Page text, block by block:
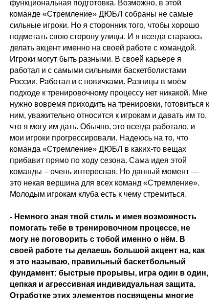
функциональная подготовка. Возможно, в этой
команде «Стремление» ДЮБЛ собраны не самые
сильные игроки. Но я сторонник того, чтобы хорошо
подметать свою сторону улицы. И я всегда стараюсь
делать акцент именно на своей работе с командой.
Игроки могут быть разными. В своей карьере я
работал и с самыми сильными баскетболистами
России. Работал и с новичками. Разницы в моём
подходе к тренировочному процессу нет никакой. Мне
нужно вовремя приходить на тренировки, готовиться к
ним, уважительно относится к игрокам и давать им то,
что я могу им дать. Обычно, это всегда работало, и
мои игроки прогрессировали. Надеюсь на то, что
команда «Стремление» ДЮБЛ в каких-то вещах
прибавит прямо по ходу сезона. Сама идея этой
команды – очень интересная. Но данный момент —
это некая вершина для всех команд «Стремление».
Молодым игрокам клуба есть к чему стремиться.
- Немного зная твой стиль и имея возможность
помогать тебе в тренировочном процессе, не
могу не поговорить с тобой именно о нём. В
своей работе ты делаешь большой акцент на, как
я это называю, правильный баскетбольный
фундамент: быстрые прорывы, игра один в один,
цепкая и агрессивная индивидуальная защита.
Отработке этих элементов посвящены многие